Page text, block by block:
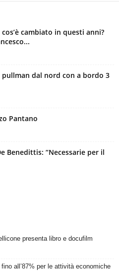
cambiato in questi anni?
pullman dal nord con a bordo 3
Pantano
Benedittis: “Necessarie per il
presenta libro e docufilm
all’87% per le attività economiche